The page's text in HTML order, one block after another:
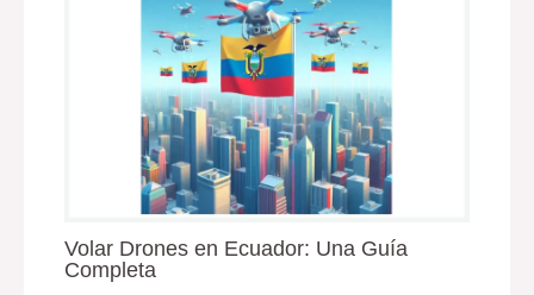
Volar Drones en Ecuador: Una Guía
Completa